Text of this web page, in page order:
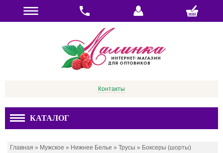
Контакты
КАТАЛОГ
Главная » Мужское » Нижнее Белье » Трусы » Боксеры (шорты)